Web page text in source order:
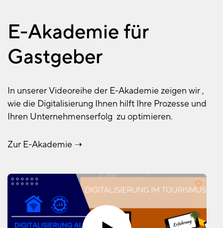
E-Akademie für
Gastgeber
In unserer Videoreihe der E-Akademie zeigen wir ,
wie die Digitalisierung Ihnen hilft Ihre Prozesse und
Ihren Unternehmenserfolg zu optimieren.
Zur E-Akademie